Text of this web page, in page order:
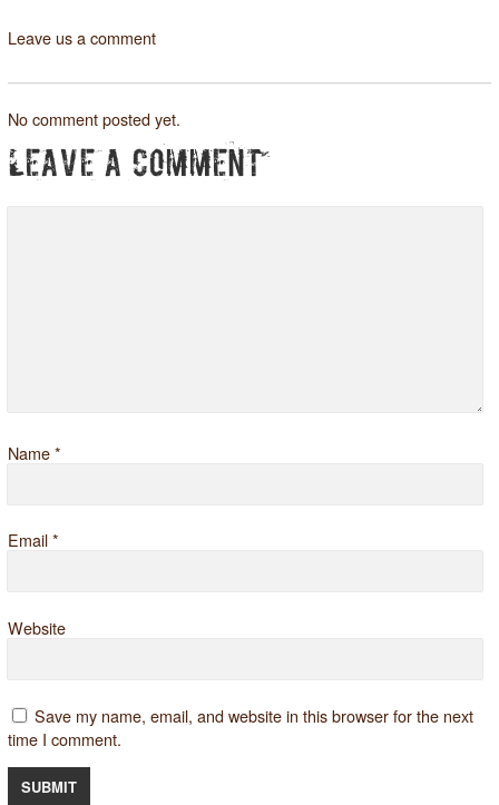
Leave us a comment
No comment posted yet.
LEAVE A COMMENT
Name*
Email *
Website
Save my name, email, and website in this browser for the next
time I comment.